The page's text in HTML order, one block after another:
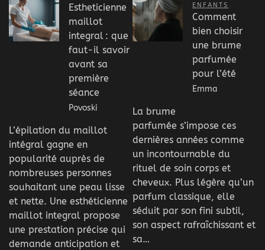
Estheticienne
maillot
integral : que
faut-il savoir
avant sa
première
séance
Povoski
L’épilation du maillot
intégral gagne en
popularité auprès de
nombreuses personnes
souhaitant une peau lisse
et nette. Une esthéticienne
maillot integral propose
une prestation précise qui
demande anticipation et
ENFANTS
Comment
bien choisir
une brume
parfumée
pour l’été
Emma
La brume
parfumée s’impose ces
dernières années comme
un incontournable du
rituel de soin corps et
cheveux. Plus légère qu’un
parfum classique, elle
séduit par son fini subtil,
son aspect rafraîchissant et
sa…